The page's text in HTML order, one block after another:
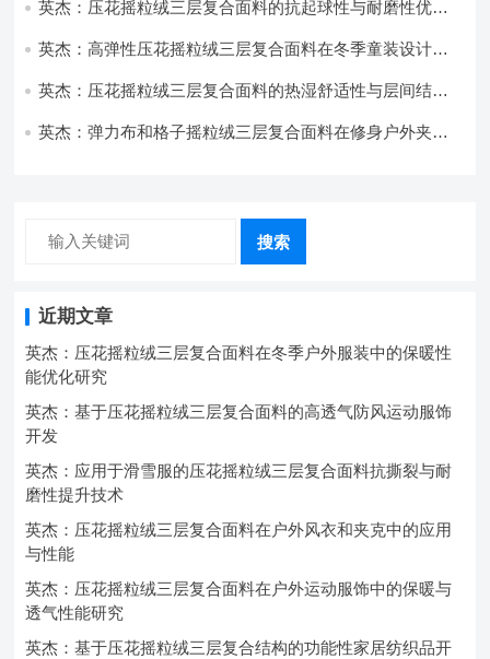
英杰：压花摇粒绒三层复合面料的抗起球性与耐磨性优化
英杰：高弹性压花摇粒绒三层复合面料在冬季童装设计中
英杰：压花摇粒绒三层复合面料的热湿舒适性与层间结合
英杰：弹力布和格子摇粒绒三层复合面料在修身户外夹克
搜索
近期文章
英杰：压花摇粒绒三层复合面料在冬季户外服装中的保暖性
能优化研究
英杰：基于压花摇粒绒三层复合面料的高透气防风运动服饰
开发
英杰：应用于滑雪服的压花摇粒绒三层复合面料抗撕裂与耐
磨性提升技术
英杰：压花摇粒绒三层复合面料在户外风衣和夹克中的应用
与性能
英杰：压花摇粒绒三层复合面料在户外运动服饰中的保暖与
透气性能研究
英杰：基于压花摇粒绒三层复合结构的功能性家居纺织品开